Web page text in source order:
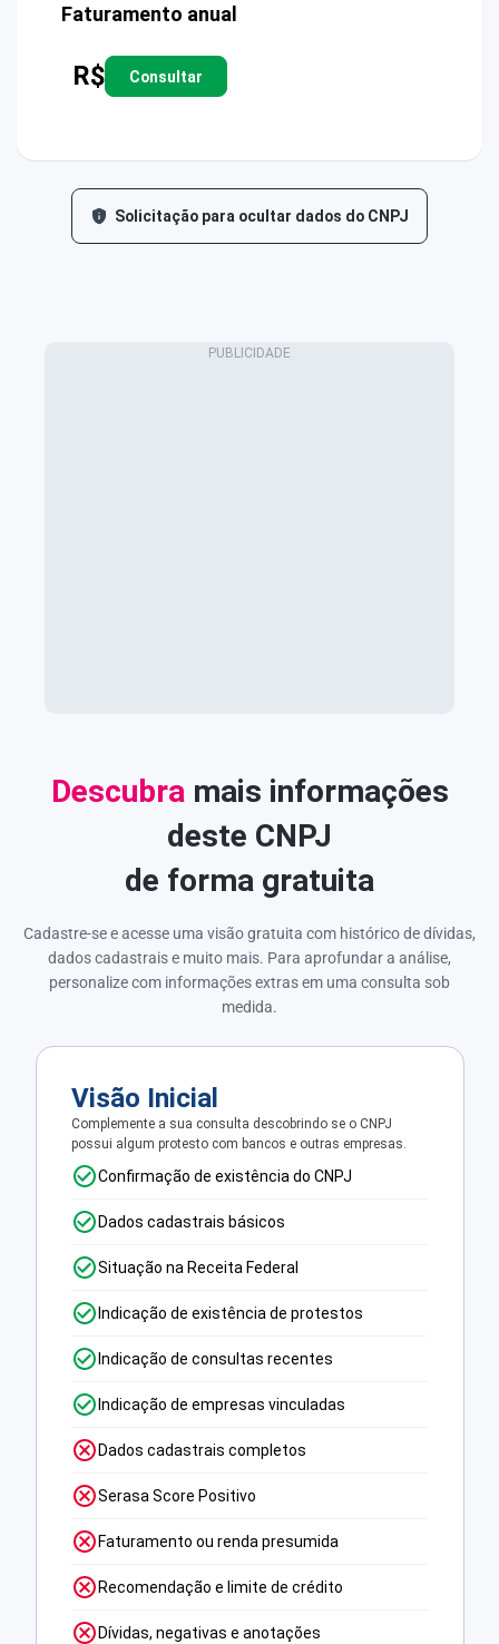
Faturamento anual
R$ Consultar
Solicitação para ocultar dados do CNPJ
Descubramais informações
deste CNPJ
de forma gratuita
Cadastre-se e acesse uma visão gratuita com histórico de dívidas,
dados cadastrais e muito mais. Para aprofundar a análise,
personalize com informações extras em uma consulta sob
medida.
Visão Inicial
Complemente a sua consulta descobrindo se o CNPJ
possui algum protesto com bancos e outras empresas.
Confirmação de existência do CNPJ
Dados cadastrais básicos
Situação na Receita Federal
Indicação de existência de protestos
Indicação de consultas recentes
Indicação de empresas vinculadas
Dados cadastrais completos
Serasa Score Positivo
Faturamento ou renda presumida
Recomendação e limite de crédito
Dívidas, negativas e anotações